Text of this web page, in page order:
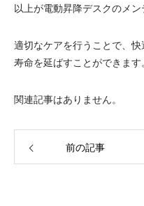
以上が電動昇降デスクのメ
適切なケアを行うことで、
寿命を延ばすことができます
関連記事はありません。
前の記事